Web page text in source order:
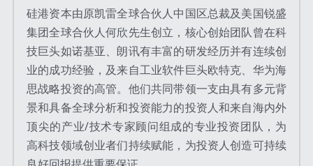
硅港资本由原凯雷全球合伙人中国区总裁及美国锐盛
集团全球合伙人何欣先生创立，核心创始团队曾在科
技巨头如诺基亚、朗讯有丰富的研发经历并有连续创
业的成功经验，及来自工业软件巨头欧特克、华为海
思战略投资的高管。他们共同带领一支由具有多元背
景和具备全球分析和投资能力的投资人和来自海内外
顶尖的产业/技术专家顾问组成的专业投资团队，为
高科技领域创业者们持续赋能，为投资人创造可持续